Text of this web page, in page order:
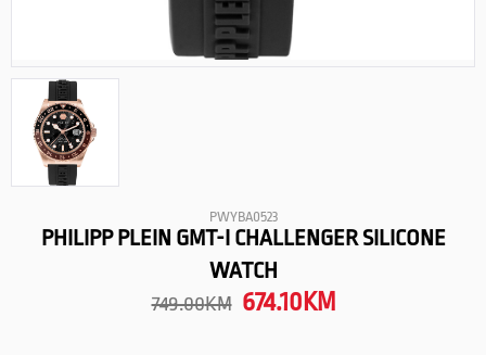
PWYBA0523
PHILIPP PLEIN GMT-I CHALLENGER SILICONE
WATCH
749.00KM 674.10 KM